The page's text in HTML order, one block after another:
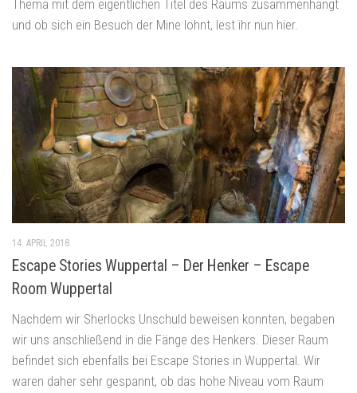
Thema mit dem eigentlichen Titel des Raums zusammenhängt
und ob sich ein Besuch der Mine lohnt, lest ihr nun hier.
14. APRIL 2018
Escape Stories Wuppertal – Der Henker – Escape
Room Wuppertal
Nachdem wir Sherlocks Unschuld beweisen konnten, begaben
wir uns anschließend in die Fänge des Henkers. Dieser Raum
befindet sich ebenfalls bei Escape Stories in Wuppertal. Wir
waren daher sehr gespannt, ob das hohe Niveau vom Raum